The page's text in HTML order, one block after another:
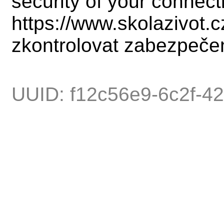
https://
zkontrolovat
UUID: f12c56e9-6c2f-